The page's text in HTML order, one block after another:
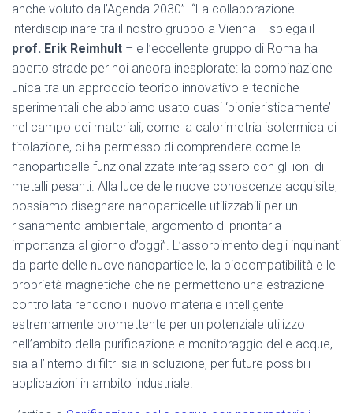
anche voluto dall’Agenda 2030”. “La collaborazione
interdisciplinare tra il nostro gruppo a Vienna – spiega il
prof. Erik Reimhult – e l’eccellente gruppo di Roma ha
aperto strade per noi ancora inesplorate: la combinazione
unica tra un approccio teorico innovativo e tecniche
sperimentali che abbiamo usato quasi ‘pionieristicamente’
nel campo dei materiali, come la calorimetria isotermica di
titolazione, ci ha permesso di comprendere come le
nanoparticelle funzionalizzate interagissero con gli ioni di
metalli pesanti. Alla luce delle nuove conoscenze acquisite,
possiamo disegnare nanoparticelle utilizzabili per un
risanamento ambientale, argomento di prioritaria
importanza al giorno d’oggi”. L’assorbimento degli inquinanti
da parte delle nuove nanoparticelle, la biocompatibilità e le
proprietà magnetiche che ne permettono una estrazione
controllata rendono il nuovo materiale intelligente
estremamente promettente per un potenziale utilizzo
nell’ambito della purificazione e monitoraggio delle acque,
sia all’interno di filtri sia in soluzione, per future possibili
applicazioni in ambito industriale.